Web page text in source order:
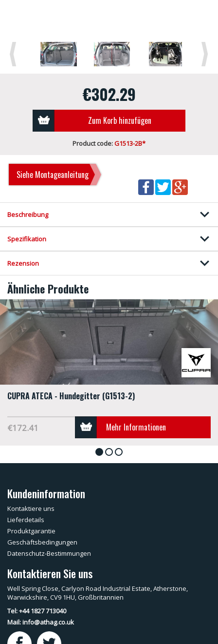
Previous Next
€302.29
Zum Korb hinzufügen
Product code:G1513-2B*
Siehe Montageanleitung
Beschreibung
Spezifikation
Rezension
Ähnliche Produkte
CUPRA ATECA - Hundegitter (G1513-2)
€172.41 Mehr Informationen
1 2 3
Kundeninformation
Kontaktiere uns
Lieferdetails
Produktgarantie
Geschäftsbedingungen
Datenschutz-Bestimmungen
Kontaktieren Sie uns
Well Spring Close, Carlyon Road Industrial Estate, Atherstone,
Warwickshire, CV9 1HU, Großbritannien
Tel: +44 1827 713040
Mail:info@athag.co.uk